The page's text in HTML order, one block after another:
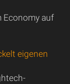
Economy auf
eigenen